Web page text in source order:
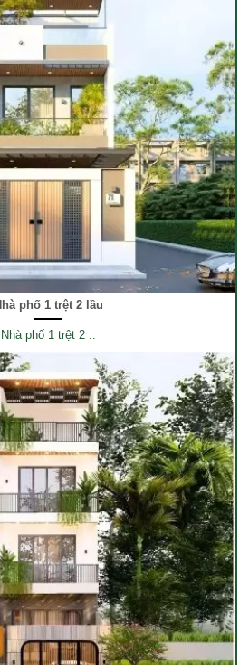
phố 1 trệt 2 lầu
Nhà phố 1 trệt 2 ..